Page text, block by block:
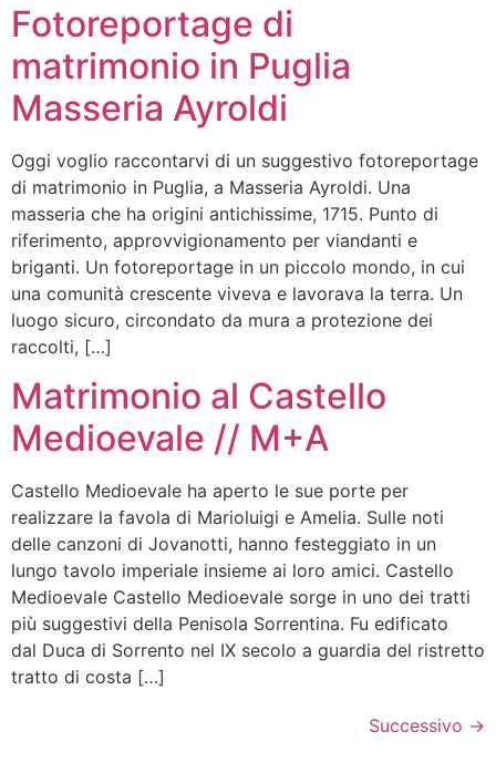
Fotoreportage di
matrimonio in Puglia
Masseria Ayroldi
Oggi voglio raccontarvi di un suggestivo fotoreportage
di matrimonio in Puglia, a Masseria Ayroldi. Una
masseria che ha origini antichissime, 1715. Punto di
riferimento, approvvigionamento per viandanti e
briganti. Un fotoreportage in un piccolo mondo, in cui
una comunità crescente viveva e lavorava la terra. Un
luogo sicuro, circondato da mura a protezione dei
raccolti, […]
Matrimonio al Castello
Medioevale // M+A
Castello Medioevale ha aperto le sue porte per
realizzare la favola di Marioluigi e Amelia. Sulle noti
delle canzoni di Jovanotti, hanno festeggiato in un
lungo tavolo imperiale insieme ai loro amici. Castello
Medioevale Castello Medioevale sorge in uno dei tratti
più suggestivi della Penisola Sorrentina. Fu edificato
dal Duca di Sorrento nel IX secolo a guardia del ristretto
tratto di costa […]
Successivo →